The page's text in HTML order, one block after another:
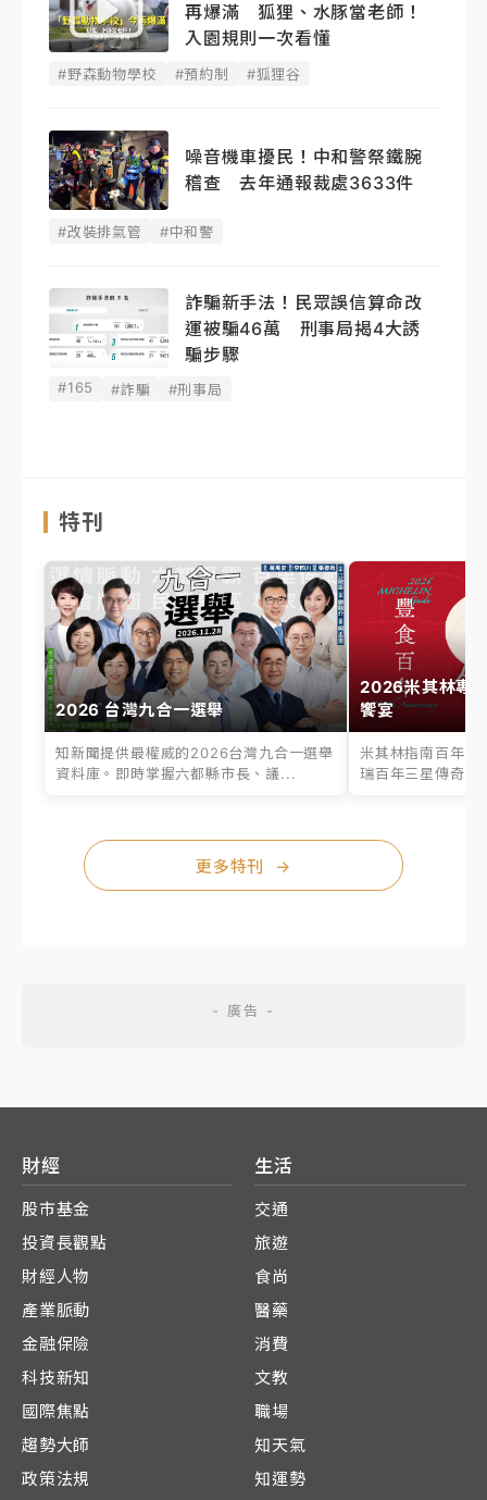
再爆滿 狐狸、水豚當老師！
入園規則一次看懂
#野森動物學校 #預約制 #狐狸谷
噪音機車擾民！中和警祭鐵腕
稽查 去年通報裁處3633件
#改裝排氣管 #中和警
詐騙新手法！民眾誤信算命改
運被騙46萬 刑事局揭4大誘
騙步驟
#165 #詐騙 #刑事局
特刊
2026 台灣九合一選舉
知新聞提供最權威的2026台灣九合一選舉
資料庫。即時掌握六都縣市長、議...
2026米其林專
饗宴
米其林指南百年之
瑞百年三星傳奇、
更多特刊 →
財經
股市基金
投資長觀點
財經人物
產業脈動
金融保險
科技新知
國際焦點
趨勢大師
政策法規
生活
交通
旅遊
食尚
醫藥
消費
文教
職場
知天氣
知運勢